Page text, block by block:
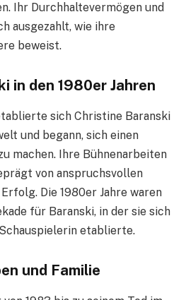
Ihr Durchhaltevermögen und
ausgezahlt, wie ihre
beweist.
in den 1980er Jahren
sich Christine Baranski
und begann, sich einen
machen. Ihre Bühnenarbeiten
von anspruchsvollen
Die 1980er Jahre waren
für Baranski, in der sie sich
etablierte.
und Familie